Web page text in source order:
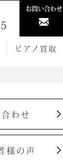
お問い合わせ
ピアノ買取
わせ
様の声